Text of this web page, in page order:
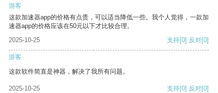
游客
这款加速器app的价格有点贵，可以适当降低一些。我个人觉得，一款加
速器app的价格应该在50元以下才比较合理。
2025-10-25
支持[0] 反对[0]
游客
这款软件简直是神器，解决了我所有问题。
2025-10-25 支持[0] 反对[0]